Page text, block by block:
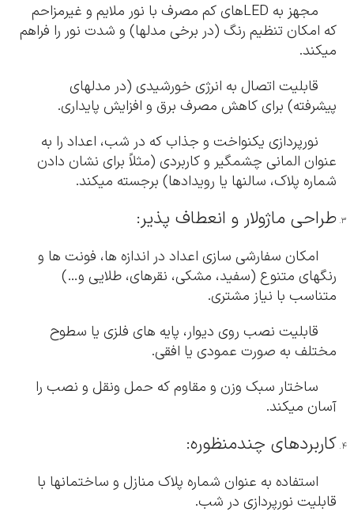
مجهز به LEDهای کم مصرف با نور ملایم و غیرمزاحم
که امکان تنظیم رنگ (در برخی مدلها) و شدت نور را فراهم
میکند.
قابلیت اتصال به انرژی خورشیدی (در مدلهای
پیشرفته) برای کاهش مصرف برق و افزایش پایداری.
نورپردازی یکنواخت و جذاب که در شب، اعداد را به
عنوان المانی چشمگیر و کاربردی (مثلاً برای نشان دادن
شماره پلاک، سالنها یا رویدادها) برجسته میکند.
طراحی ماژولار و انعطاف پذیر:
امکان سفارشی سازی اعداد در اندازه ها، فونت ها و
رنگهای متنوع (سفید، مشکی، نقرهای، طلایی و…)
متناسب با نیاز مشتری.
قابلیت نصب روی دیوار، پایه های فلزی یا سطوح
مختلف به صورت عمودی یا افقی.
ساختار سبک وزن و مقاوم که حمل ونقل و نصب را
آسان میکند.
کاربردهای چندمنظوره:
استفاده به عنوان شماره پلاک منازل و ساختمانها با
قابلیت نورپردازی در شب.